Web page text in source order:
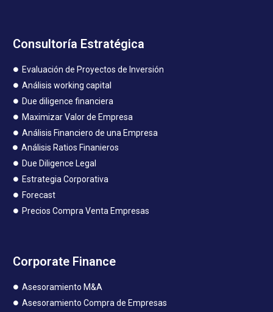
Consultoría Estratégica
Evaluación de Proyectos de Inversión
Análisis working capital
Due diligence financiera
Maximizar Valor de Empresa
Análisis Financiero de una Empresa
Análisis Ratios Finanieros
Due Diligence Legal
Estrategia Corporativa
Forecast
Precios Compra Venta Empresas
Corporate Finance
Asesoramiento M&A
Asesoramiento Compra de Empresas